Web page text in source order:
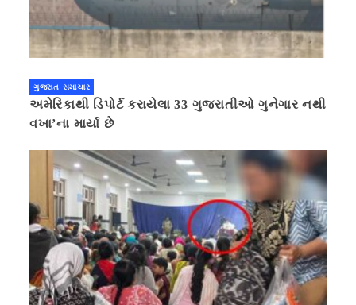
ગુજરાત સમાચાર
અમેરિકાથી ડિપોર્ટ કરાયેલા 33 ગુજરાતીઓ ગુનેગાર નથી
વખા’ના માર્યા છે